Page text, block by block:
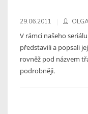
29.06.2011
V rámci našeho
představili a popsali
rovněž pod názvem
podrobněji.